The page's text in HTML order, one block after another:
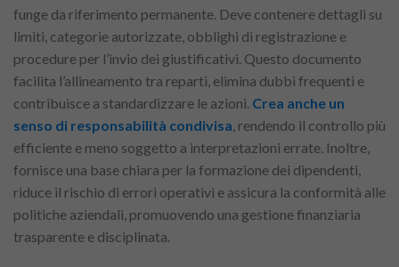
funge da riferimento permanente. Deve contenere dettagli su
limiti, categorie autorizzate, obblighi di registrazione e
procedure per l’invio dei giustificativi. Questo documento
facilita l’allineamento tra reparti, elimina dubbi frequenti e
contribuisce a standardizzare le azioni. Crea anche un
senso di responsabilità condivisa, rendendo il controllo più
efficiente e meno soggetto a interpretazioni errate. Inoltre,
fornisce una base chiara per la formazione dei dipendenti,
riduce il rischio di errori operativi e assicura la conformità alle
politiche aziendali, promuovendo una gestione finanziaria
trasparente e disciplinata.